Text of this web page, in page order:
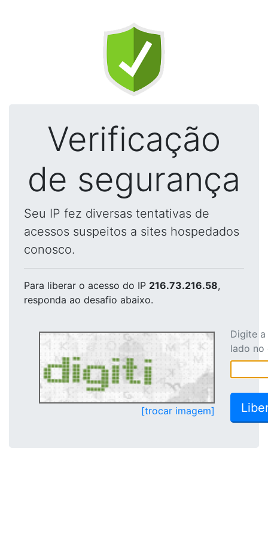
Verificação
de segurança
Seu IP fez diversas tentativas de
acessos suspeitos a sites hospedados
conosco.
Para liberar o acesso do IP 216.73.216.58,
responda ao desafio abaixo.
[trocar imagem]
Digite
lado no